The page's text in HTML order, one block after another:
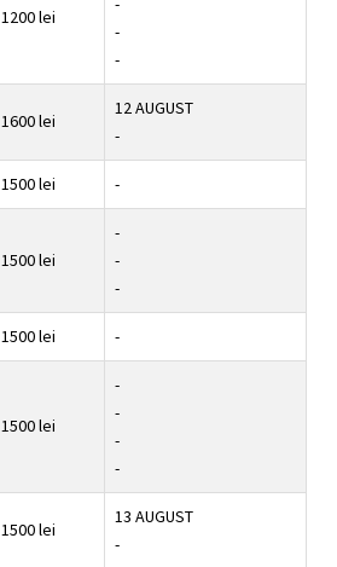
1200 lei
-
-
1600 lei
12 AUGUST
-
1500 lei -
1500 lei
-
-
-
1500 lei -
1500 lei
-
-
-
-
1500 lei
13 AUGUST
-